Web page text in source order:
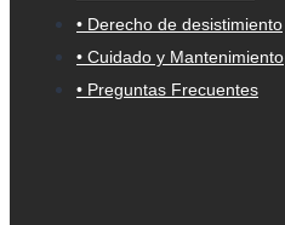
• Derecho de desistimiento
• Cuidado y Mantenimiento
• Preguntas Frecuentes